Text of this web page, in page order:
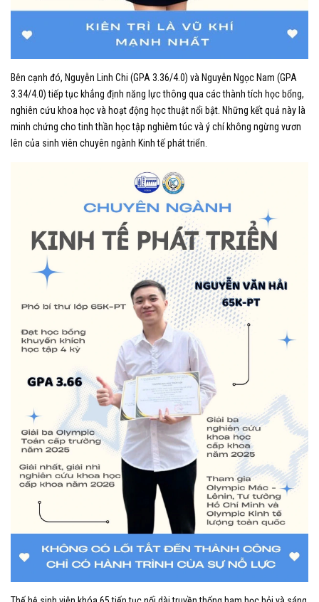
Bên cạnh đó, Nguyễn Linh Chi (GPA 3.36/4.0) và Nguyễn Ngọc Nam (GPA
3.34/4.0) tiếp tục khẳng định năng lực thông qua các thành tích học bổng,
nghiên cứu khoa học và hoạt động học thuật nổi bật. Những kết quả này là
minh chứng cho tinh thần học tập nghiêm túc và ý chí không ngừng vươn
lên của sinh viên chuyên ngành Kinh tế phát triển.